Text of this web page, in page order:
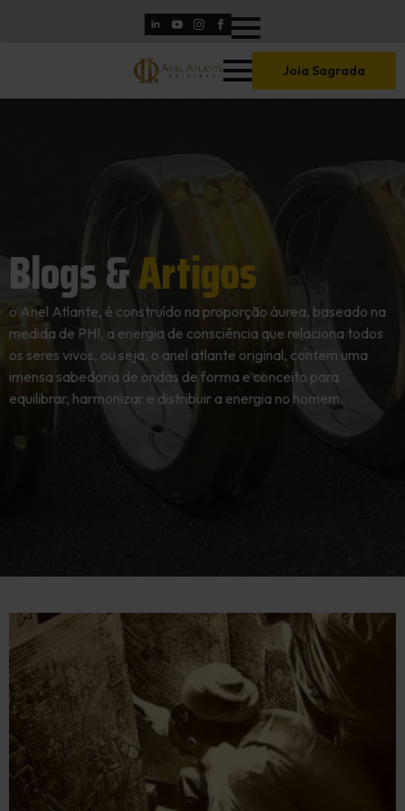
Joia Sagrada
Blogs &Artigos
o Anel Atlante, é construído na proporção áurea, baseado na
medida de PHI, a energia de consciência que relaciona todos
os seres vivos, ou seja, o anel atlante original, contem uma
imensa sabedoria de ondas de forma e conceito para
equilibrar, harmonizar e distribuir a energia no homem.